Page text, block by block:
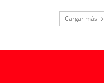
Cargar más